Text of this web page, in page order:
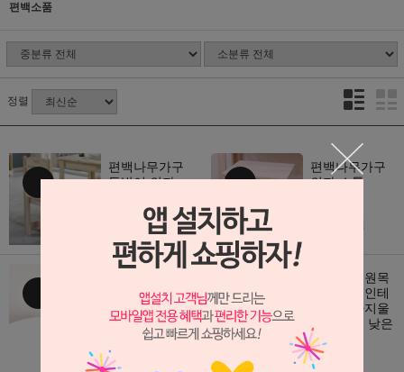
편백소품
정렬
편백나무가구
등받이 의자
360,000원
198,000원
편백나무가구
의자 스툴
텀블러 건조대
휴대폰 거치대
1 / 2 / 3 / 4 단
편백드림 원목
편백나무 인테
리어 강아지울
타리 펜스 낮은
파티션
(품절)